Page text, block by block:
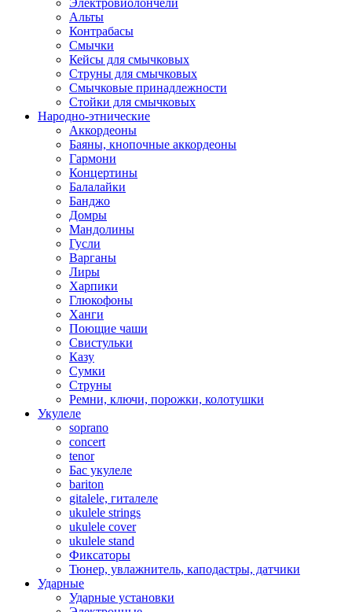
Электровиолончели
Альты
Контрабасы
Смычки
Кейсы для смычковых
Струны для смычковых
Смычковые принадлежности
Стойки для смычковых
Народно-этнические
Аккордеоны
Баяны, кнопочные аккордеоны
Гармони
Концертины
Балалайки
Банджо
Домры
Мандолины
Гусли
Варганы
Лиры
Харпики
Глюкофоны
Ханги
Поющие чаши
Свистульки
Казу
Сумки
Струны
Ремни, ключи, порожки, колотушки
Укулеле
soprano
concert
tenor
Бас укулеле
bariton
gitalele, гиталеле
ukulele strings
ukulele cover
ukulele stand
Фиксаторы
Тюнер, увлажнитель, каподастры, датчики
Ударные
Ударные установки